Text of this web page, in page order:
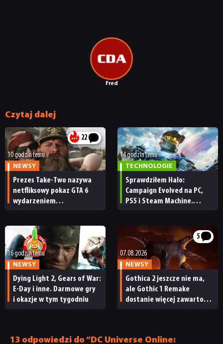
Fred
Czytaj dalej
22
10 godzin temu
NEWSY
Prezes Take-Two nazywa
netfliksowy pokaz GTA 6
wydarzeniem
ma subskrybentów
14 godzin temu
TECHNOLOGIE
Sprawdziłem Halo:
Campaign Evolved na PC,
PS5 i Steam Machine.
[RECENZJA TECHNICZNA]
16 godzin temu
NEWSY
Dying Light 2, Gears of War:
E-Day i inne. Darmowe gry
i okazje w tym tygodniu
5
07.08.2026
NEWSY
Gothica 2 jeszcze nie ma,
ale Gothic 1 Remake
dostanie więcej zawartości.
13 odpowiedzi do “DC Universe Online: